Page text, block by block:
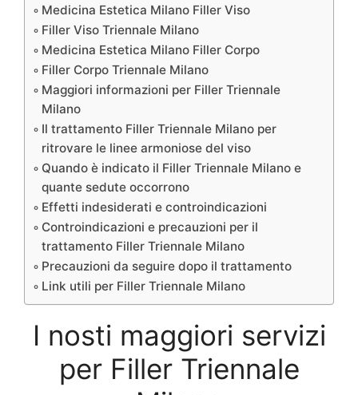
Medicina Estetica Milano Filler Viso
Filler Viso Triennale Milano
Medicina Estetica Milano Filler Corpo
Filler Corpo Triennale Milano
Maggiori informazioni per Filler Triennale
Milano
Il trattamento Filler Triennale Milano per
ritrovare le linee armoniose del viso
Quando è indicato il Filler Triennale Milano e
quante sedute occorrono
Effetti indesiderati e controindicazioni
Controindicazioni e precauzioni per il
trattamento Filler Triennale Milano
Precauzioni da seguire dopo il trattamento
Link utili per Filler Triennale Milano
I nosti maggiori servizi
per Filler Triennale